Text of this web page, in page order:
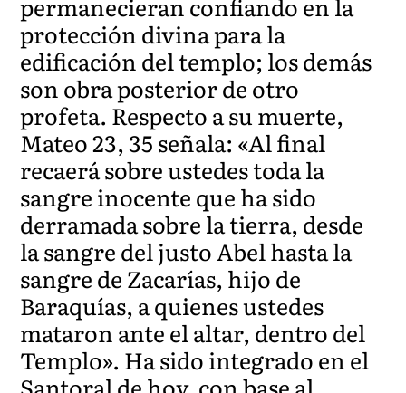
permanecieran confiando en la
protección divina para la
edificación del templo; los demás
son obra posterior de otro
profeta. Respecto a su muerte,
Mateo 23, 35 señala: «Al final
recaerá sobre ustedes toda la
sangre inocente que ha sido
derramada sobre la tierra, desde
la sangre del justo Abel hasta la
sangre de Zacarías, hijo de
Baraquías, a quienes ustedes
mataron ante el altar, dentro del
Templo». Ha sido integrado en el